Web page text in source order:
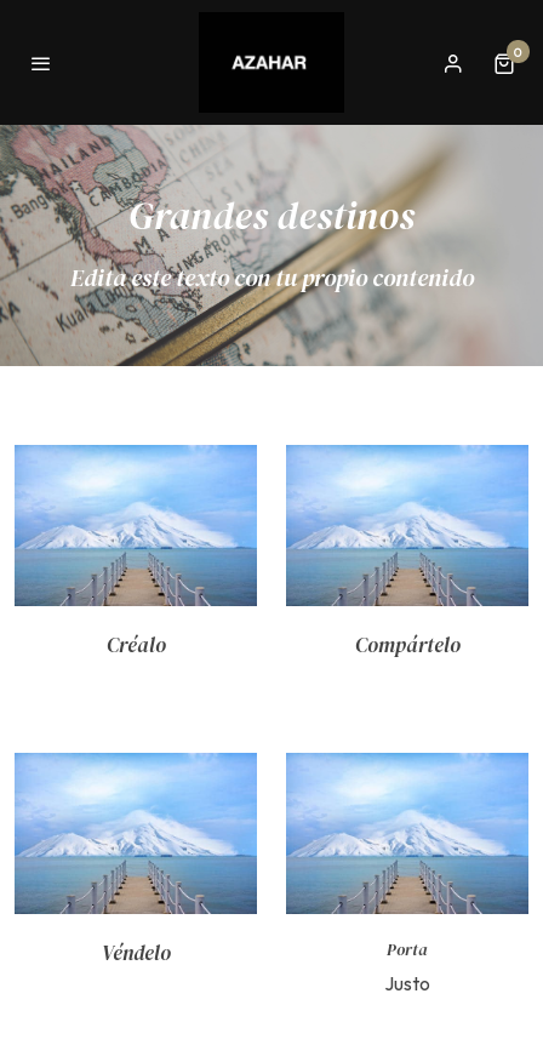
0
Grandes destinos
Edita este texto con tu propio contenido
Créalo Compártelo
Véndelo Porta
Justo